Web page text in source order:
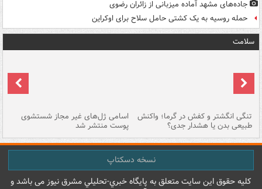
جاده‌های مشهد آماده میزبانی از زائران رضوی
حمله روسیه به یک کشتی حامل سلاح برای اوکراین
سلامت
تنگی انگشتر و کفش در گرما؛ واکنش
طبیعی بدن یا هشدار جدی؟
اسامی ژل‌های غیر مجاز شستشوی
پوست منتشر شد
نسخه دسکتاپ
کليه حقوق اين سايت متعلق به پایگاه خبري-تحليلي مشرق نيوز می باشد و